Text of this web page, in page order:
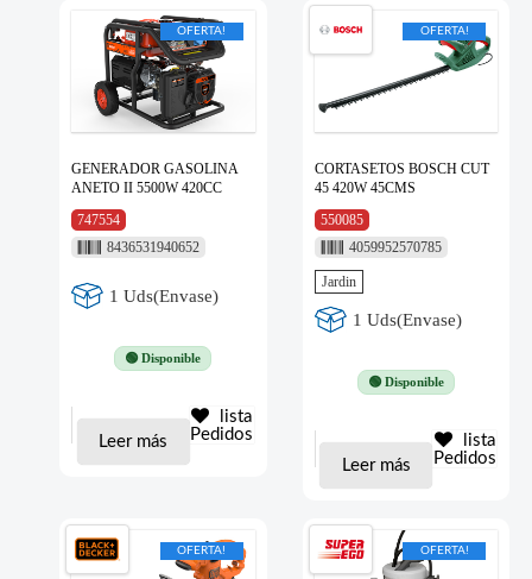
OFERTA!
GENERADOR GASOLINA
ANETO II 5500W 420CC
747554
8436531940652
1 Uds(Envase)
🟢 Disponible
Leer más
lista
Pedidos
OFERTA!
CORTASETOS BOSCH CUT
45 420W 45CMS
550085
4059952570785
Jardin
1 Uds(Envase)
🟢 Disponible
Leer más
lista
Pedidos
OFERTA! OFERTA!